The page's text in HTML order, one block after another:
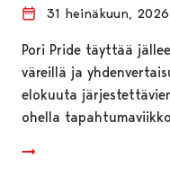
31 heinäkuun, 2026
Pori Pride täyttää
väreillä ja
elokuuta
ohella